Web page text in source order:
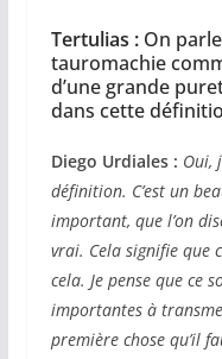
Tertulias : On
tauromachie
d’une grande
dans cette
Diego Urdiales : Oui,
définition. C’est un
important, que l’on
vrai. Cela signifie que
cela. Je pense que ce
importantes à
première chose qu’il